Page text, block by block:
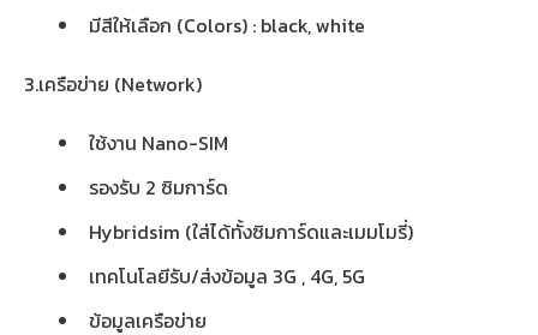
มีสีให้เลือก (Colors) : black, white
3.เครือข่าย (Network)
ใช้งาน Nano-SIM
รองรับ 2 ซิมการ์ด
Hybridsim (ใส่ได้ทั้งซิมการ์ดและเมมโมรี่)
เทคโนโลยีรับ/ส่งข้อมูล 3G , 4G, 5G
ข้อมูลเครือข่าย